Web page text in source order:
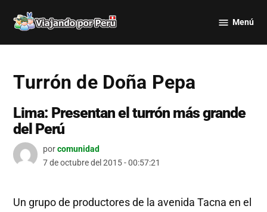
por Perú
Menú
Turrón de Doña Pepa
Lima: Presentan el turrón más grande
del Perú
porcomunidad
7 de octubre del 2015 - 00:57:21
Un grupo de productores de la avenida Tacna en el